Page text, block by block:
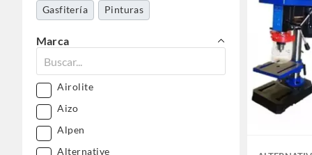
Gasfitería Pinturas
Marca
Airolite
Aizo
Alpen
Alternative